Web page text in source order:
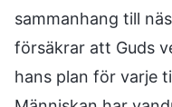
sammanhang till
försäkrar att Guds
hans plan för varje